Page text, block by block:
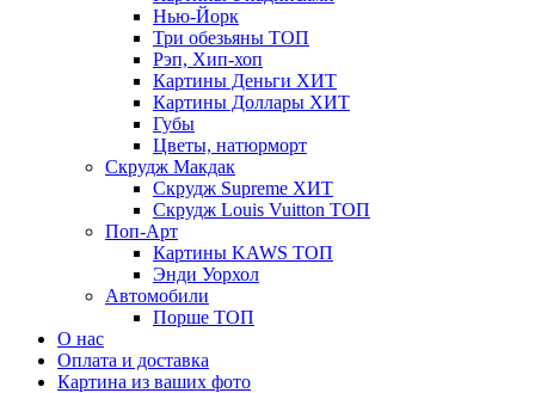
Нью-Йорк
Три обезьяны ТОП
Рэп, Хип-хоп
Картины Деньги ХИТ
Картины Доллары ХИТ
Губы
Цветы, натюрморт
Скрудж Макдак
Скрудж Supreme ХИТ
Скрудж Louis Vuitton ТОП
Поп-Арт
Картины KAWS ТОП
Энди Уорхол
Автомобили
Порше ТОП
О нас
Оплата и доставка
Картина из ваших фото